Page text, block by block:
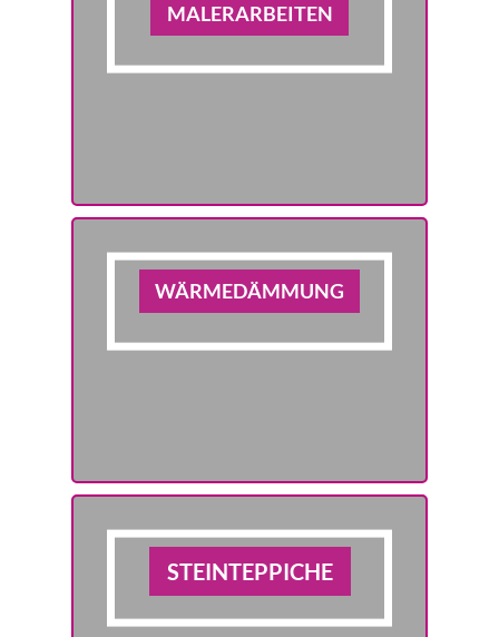
MALERARBEITEN
WÄRMEDÄMMUNG
STEINTEPPICHE